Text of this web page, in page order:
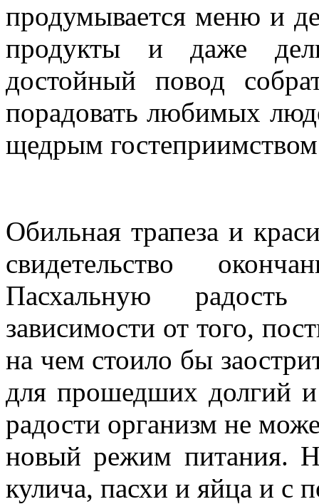
продумывается меню и
продукты и даже
достойный повод
порадовать любимых
щедрым
Обильная трапеза и
свидетельство
Пасхальную
зависимости от того,
на чем стоило бы
для прошедших долгий
радости организм не
новый режим питания.
кулича, пасхи и яйца и с